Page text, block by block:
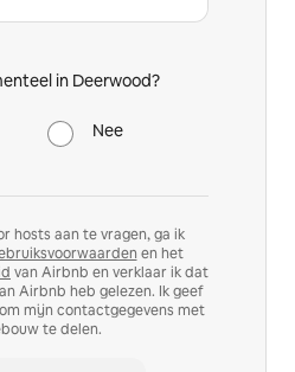
in Deerwood?
Nee
hosts aan te vragen, ga ik
en het
van Airbnb en verklaar ik dat
Airbnb heb gelezen. Ik geef
mijn contactgegevens met
te delen.